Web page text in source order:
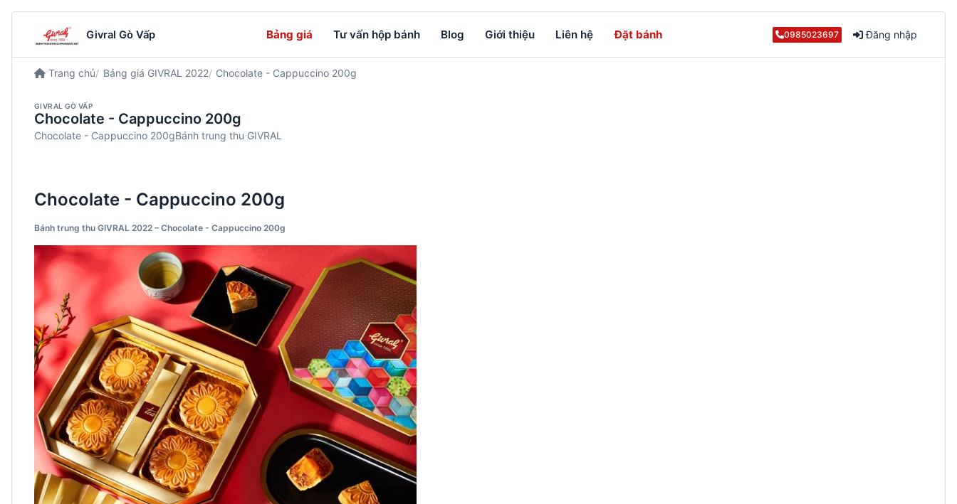
Givral Gò Vấp 0985023697 Đăng nhập
Bảng giá Tư vấn hộp bánh Blog Giới thiệu Liên hệ Đặt bánh
Trang chủ Bảng giá GIVRAL 2022 Chocolate - Cappuccino 200g
GIVRAL GÒ VẤP
Chocolate - Cappuccino 200g
Chocolate - Cappuccino 200gBánh trung thu GIVRAL
Chocolate - Cappuccino 200g
Bánh trung thu GIVRAL 2022 – Chocolate - Cappuccino 200g